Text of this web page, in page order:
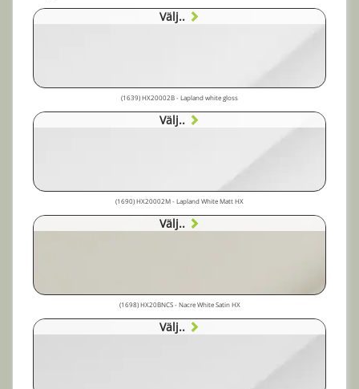
Välj..
(1639) HX20002B - Lapland white gloss
Välj..
(1690) HX20002M - Lapland White Matt HX
Välj..
(1698) HX20BNCS - Nacre White Satin HX
Välj..